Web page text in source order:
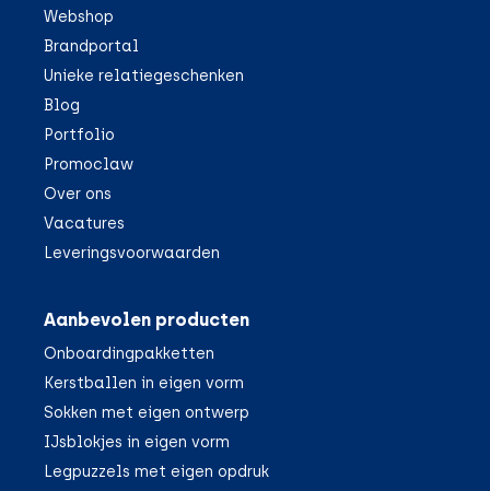
Webshop
Brandportal
Unieke relatiegeschenken
Blog
Portfolio
Promoclaw
Over ons
Vacatures
Leveringsvoorwaarden
Aanbevolen producten
Onboardingpakketten
Kerstballen in eigen vorm
Sokken met eigen ontwerp
IJsblokjes in eigen vorm
Legpuzzels met eigen opdruk